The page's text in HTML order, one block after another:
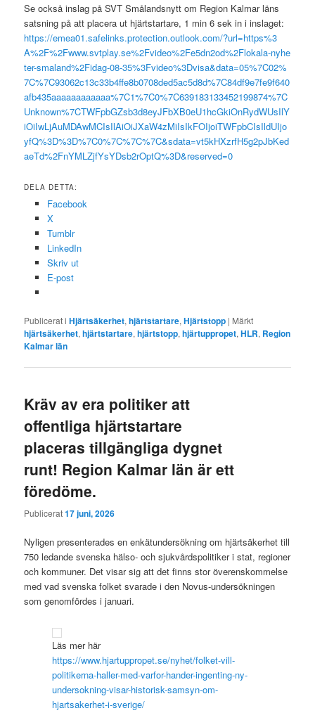
Se också inslag på SVT Smålandsnytt om Region Kalmar läns
satsning på att placera ut hjärtstartare, 1 min 6 sek in i inslaget:
https://emea01.safelinks.protection.outlook.com/?url=https%3
A%2F%2Fwww.svtplay.se%2Fvideo%2Fe5dn2od%2Flokala-nyhe
ter-smaland%2Fidag-08-35%3Fvideo%3Dvisa&data=05%7C02%
7C%7C93062c13c33b4ffe8b0708ded5ac5d8d%7C84df9e7fe9f640
afb435aaaaaaaaaaaa%7C1%7C0%7C639183133452199874%7C
Unknown%7CTWFpbGZsb3d8eyJFbXB0eU1hcGkiOnRydWUsIlY
iOiIwLjAuMDAwMCIsIlAiOiJXaW4zMiIsIkFOIjoiTWFpbCIsIldUIjo
yfQ%3D%3D%7C0%7C%7C%7C&sdata=vt5kHXzrfH5g2pJbKed
aeTd%2FnYMLZjfYsYDsb2rOptQ%3D&reserved=0
DELA DETTA:
Facebook
X
Tumblr
LinkedIn
Skriv ut
E-post
Publicerat i Hjärtsäkerhet,hjärtstartare,Hjärtstopp | Märkt
hjärtsäkerhet,hjärtstartare,hjärtstopp,hjärtuppropet,HLR, Region
Kalmar län
Kräv av era politiker att
offentliga hjärtstartare
placeras tillgängliga dygnet
runt! Region Kalmar län är ett
föredöme.
Publicerat17 juni, 2026
Nyligen presenterades en enkätundersökning om hjärtsäkerhet till
750 ledande svenska hälso- och sjukvårdspolitiker i stat, regioner
och kommuner. Det visar sig att det finns stor överenskommelse
med vad svenska folket svarade i den Novus-undersökningen
som genomfördes i januari.
Läs mer här
https://www.hjartuppropet.se/nyhet/folket-vill-
politikerna-haller-med-varfor-hander-ingenting-ny-
undersokning-visar-historisk-samsyn-om-
hjartsakerhet-i-sverige/